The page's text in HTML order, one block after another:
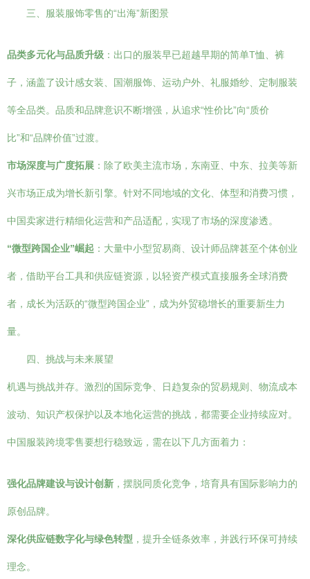
三、服装服饰零售的“出海”新图景
品类多元化与品质升级 ：出口的服装早已超越早期的简单T恤、裤
子，涵盖了设计感女装、国潮服饰、运动户外、礼服婚纱、定制服装
等全品类。品质和品牌意识不断增强，从追求“性价比”向“质价
比”和“品牌价值”过渡。
市场深度与广度拓展 ：除了欧美主流市场，东南亚、中东、拉美等新
兴市场正成为增长新引擎。针对不同地域的文化、体型和消费习惯，
中国卖家进行精细化运营和产品适配，实现了市场的深度渗透。
“微型跨国企业”崛起 ：大量中小型贸易商、设计师品牌甚至个体创业
者，借助平台工具和供应链资源，以轻资产模式直接服务全球消费
者，成长为活跃的“微型跨国企业”，成为外贸稳增长的重要新生力
量。
四、挑战与未来展望
机遇与挑战并存。激烈的国际竞争、日趋复杂的贸易规则、物流成本
波动、知识产权保护以及本地化运营的挑战，都需要企业持续应对。
中国服装跨境零售要想行稳致远，需在以下几方面着力：
强化品牌建设与设计创新 ，摆脱同质化竞争，培育具有国际影响力的
原创品牌。
深化供应链数字化与绿色转型 ，提升全链条效率，并践行环保可持续
理念。